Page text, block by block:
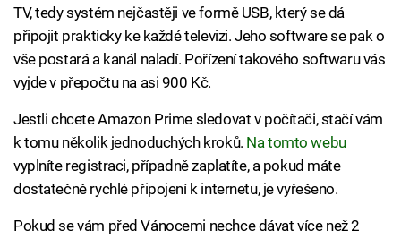
TV, tedy systém nejčastěji ve formě USB, který se dá
připojit prakticky ke každé televizi. Jeho software se pak o
vše postará a kanál naladí. Pořízení takového softwaru vás
vyjde v přepočtu na asi 900 Kč.
Jestli chcete Amazon Prime sledovat v počítači, stačí vám
k tomu několik jednoduchých kroků. Na tomto webu
vyplníte registraci, případně zaplatíte, a pokud máte
dostatečně rychlé připojení k internetu, je vyřešeno.
Pokud se vám před Vánocemi nechce dávat více než 2